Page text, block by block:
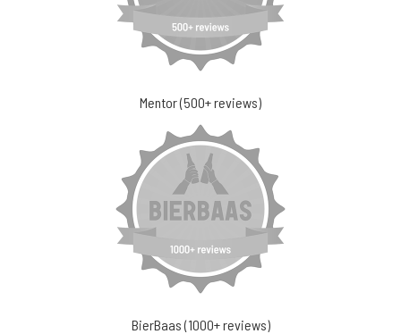
Mentor (500+ reviews)
BierBaas (1000+ reviews)